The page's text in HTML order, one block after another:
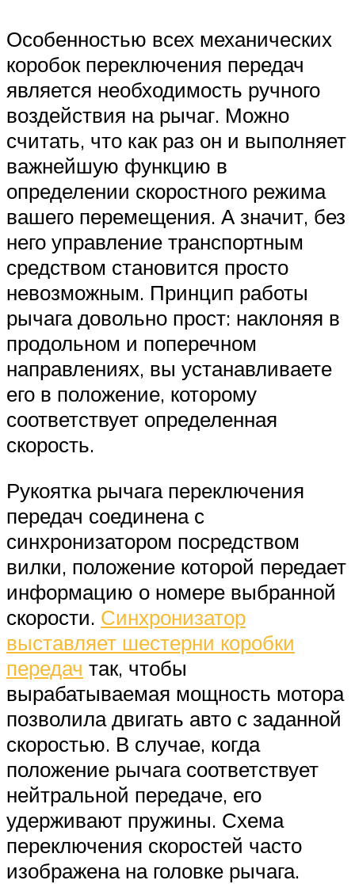
Особенностью всех механических
коробок переключения передач
является необходимость ручного
воздействия на рычаг. Можно
считать, что как раз он и выполняет
важнейшую функцию в
определении скоростного режима
вашего перемещения. А значит, без
него управление транспортным
средством становится просто
невозможным. Принцип работы
рычага довольно прост: наклоняя в
продольном и поперечном
направлениях, вы устанавливаете
его в положение, которому
соответствует определенная
скорость.
Рукоятка рычага переключения
передач соединена с
синхронизатором посредством
вилки, положение которой передает
информацию о номере выбранной
скорости. Синхронизатор
выставляет шестерни коробки
передач так, чтобы
вырабатываемая мощность мотора
позволила двигать авто с заданной
скоростью. В случае, когда
положение рычага соответствует
нейтральной передаче, его
удерживают пружины. Схема
переключения скоростей часто
изображена на головке рычага.